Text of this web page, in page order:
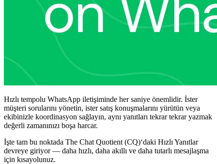
Hızlı tempolu WhatsApp iletişiminde her saniye önemlidir. İster
müşteri sorularını yönetin, ister satış konuşmalarını yürütün veya
ekibinizle koordinasyon sağlayın, aynı yanıtları tekrar tekrar yazmak
değerli zamanınızı boşa harcar.
İşte tam bu noktada The Chat Quotient (CQ)‘daki Hızlı Yanıtlar
devreye giriyor — daha hızlı, daha akıllı ve daha tutarlı mesajlaşma
için kısayolunuz.